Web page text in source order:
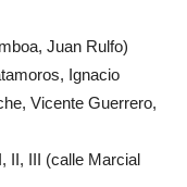
Juan Rulfo)
Ignacio
Vicente Guerrero,
II, III (calle Marcial